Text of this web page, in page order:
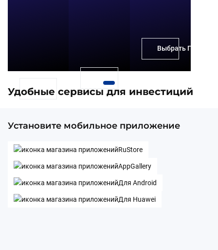
Выбрать облигации
Выбрать ПИФы
Удобные сервисы для инвестиций
Установите мобильное приложение
RuStore
AppGallery
Для Android
Для Huawei